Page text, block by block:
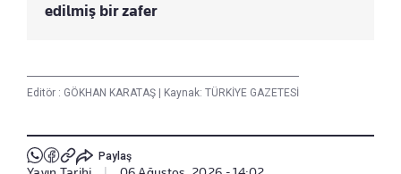
edilmiş bir zafer
Editör : GÖKHAN KARATAŞ | Kaynak: TÜRKİYE GAZETESİ
Paylaş